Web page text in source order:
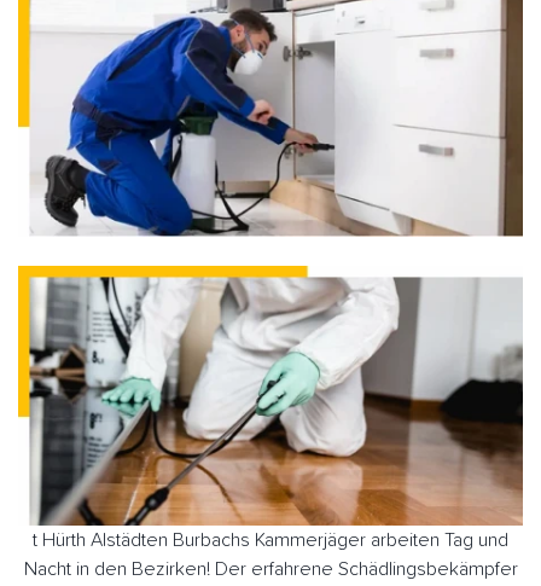
t Hürth Alstädten Burbachs Kammerjäger arbeiten Tag und
Nacht in den Bezirken! Der erfahrene Schädlingsbekämpfer